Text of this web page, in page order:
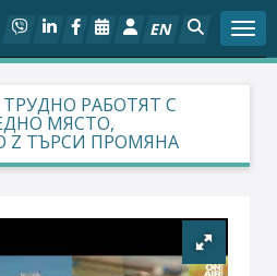
EN
РАБОТЯТ С
МЯСТО,
Z ТЪРСИ ПРОМЯНА